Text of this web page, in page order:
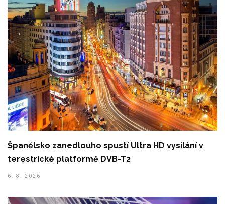
Španělsko zanedlouho spustí Ultra HD vysílání v
terestrické platformě DVB-T2
6. 8. 2026